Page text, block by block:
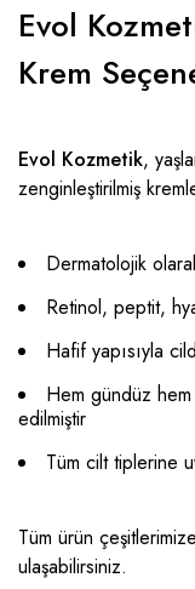
Evol
Krem
Evol Kozmetik,
zenginleştirilmiş
Dermatolojik
Retinol, peptit,
Hafif yapısıyla
Hem gündüz
edilmiştir
Tüm cilt tiplerine
Tüm ürün çeşitlerimize
ulaşabilirsiniz.